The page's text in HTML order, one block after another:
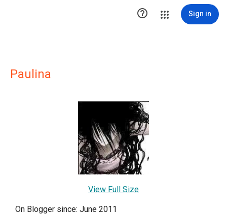
 Sign in
Paulina
View Full Size
On Blogger since: June 2011